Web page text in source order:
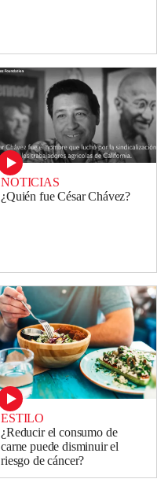
NOTICIAS
¿Quién fue César Chávez?
ESTILO
¿Reducir el consumo de
carne puede disminuir el
riesgo de cáncer?